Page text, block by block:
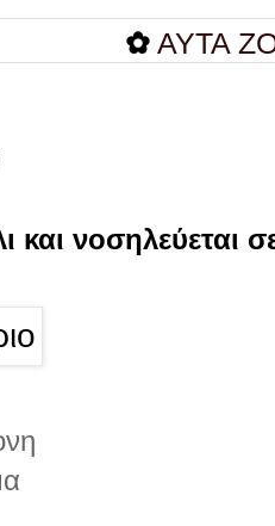
AYTA
νοσηλεύεται